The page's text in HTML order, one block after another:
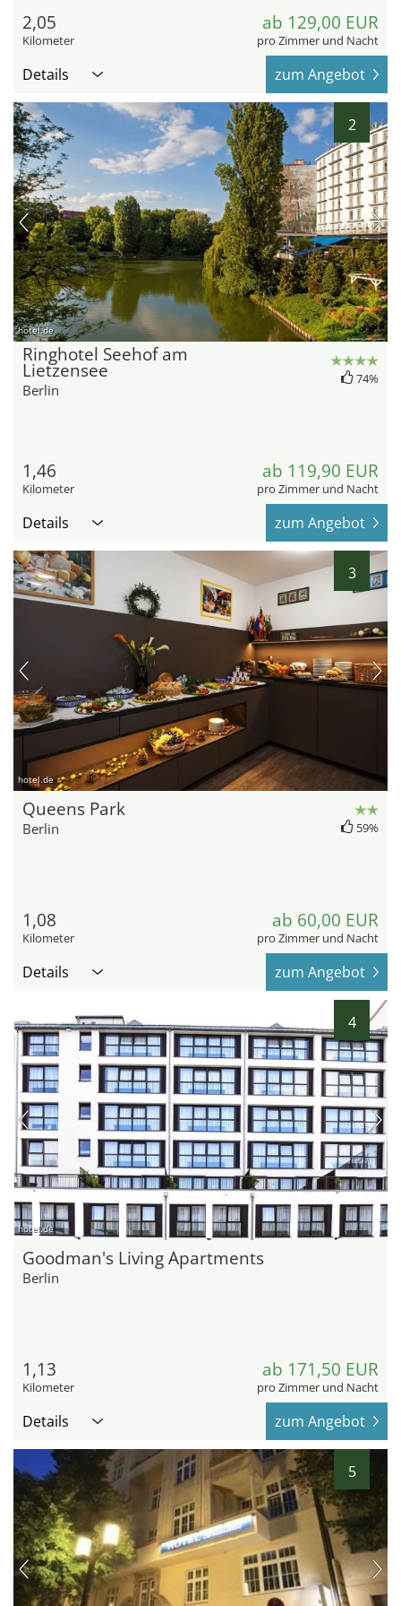
2,05
Kilometer
ab 129,00 EUR
pro Zimmer und Nacht
Details zum Angebot
2
hotel.de
Ringhotel Seehof am
Lietzensee
Berlin
74%
1,46
Kilometer
ab 119,90 EUR
pro Zimmer und Nacht
Details zum Angebot
3
hotel.de
Queens Park
Berlin 59%
1,08
Kilometer
ab 60,00 EUR
pro Zimmer und Nacht
Details zum Angebot
4
hotel.de
Goodman's Living Apartments
Berlin
1,13
Kilometer
ab 171,50 EUR
pro Zimmer und Nacht
Details zum Angebot
5